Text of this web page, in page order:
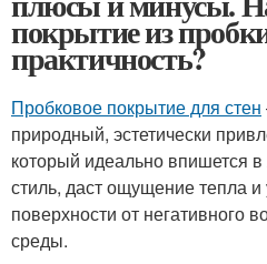
покрытие из
практичность?
Пробковое покрытие для стен
природный, эстетически
который идеально впишется
стиль, даст ощущение тепла
поверхности от негативного
среды.